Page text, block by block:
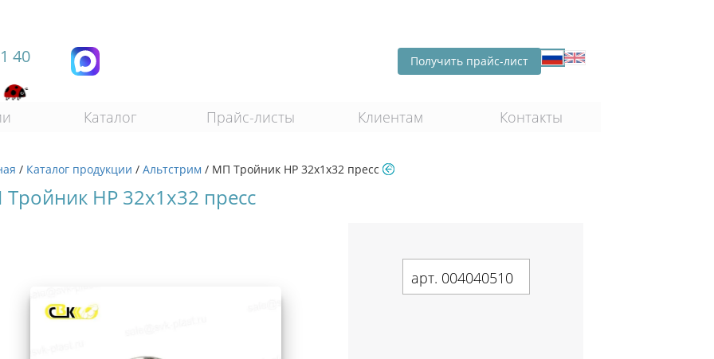
40 Получить прайс-лист
Каталог Прайс-листы Клиентам Контакты
/ Каталог продукции / Альтстрим / МП Тройник НР 32х1х32 пресс
НР 32х1х32 пресс
арт. 004040510